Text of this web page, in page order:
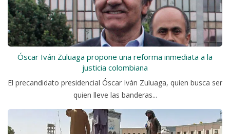
Óscar Iván Zuluaga propone una reforma inmediata a la
justicia colombiana
El precandidato presidencial Óscar Iván Zuluaga, quien busca ser
quien lleve las banderas...